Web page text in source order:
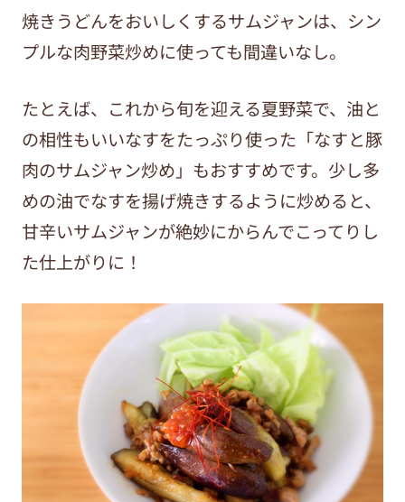
焼きうどんをおいしくするサムジャンは、シン
プルな肉野菜炒めに使っても間違いなし。
たとえば、これから旬を迎える夏野菜で、油と
の相性もいいなすをたっぷり使った「なすと豚
肉のサムジャン炒め」もおすすめです。少し多
めの油でなすを揚げ焼きするように炒めると、
甘辛いサムジャンが絶妙にからんでこってりし
た仕上がりに！